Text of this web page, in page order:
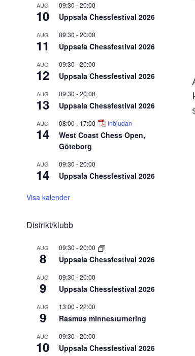
AUG
10
09:30 -20:00
Uppsala Chessfestival 2026
AUG
11
09:30 -20:00
Uppsala Chessfestival 2026
AUG
12
09:30 -20:00
Uppsala Chessfestival 2026
AUG
13
09:30 -20:00
Uppsala Chessfestival 2026
AUG
14
08:00 - 17:00 Inbjudan
West Coast Chess Open,
Göteborg
AUG
14
09:30 -20:00
Uppsala Chessfestival 2026
Visa kalender
Distrikt/klubb
AUG
8
09:30 -20:00
Uppsala Chessfestival 2026
AUG
9
09:30 -20:00
Uppsala Chessfestival 2026
AUG
9
13:00 -22:00
Rasmus minnesturnering
AUG
10
09:30 -20:00
Uppsala Chessfestival 2026